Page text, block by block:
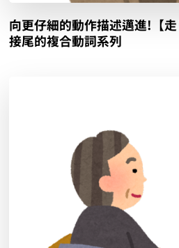
向更仔細的動作描述邁進!【走
接尾的複合動詞系列